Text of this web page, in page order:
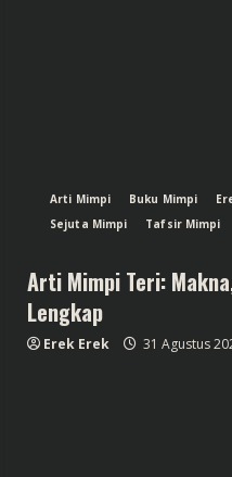
Arti Mimpi Buku Mimpi
Sejuta Mimpi
Tafsir Mimpi
Arti Mimpi Teri:
Lengkap
Erek Erek 31 Agustus